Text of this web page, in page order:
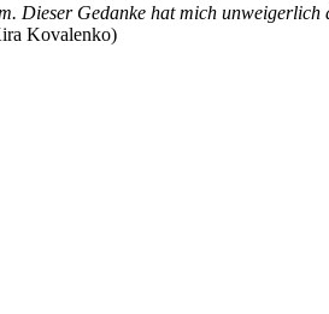
Dieser Gedanke hat mich
Kovalenko)